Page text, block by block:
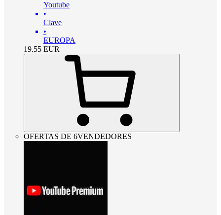
Youtube
•
Clave
•
EUROPA
19.55 EUR
OFERTAS DE 6VENDEDORES